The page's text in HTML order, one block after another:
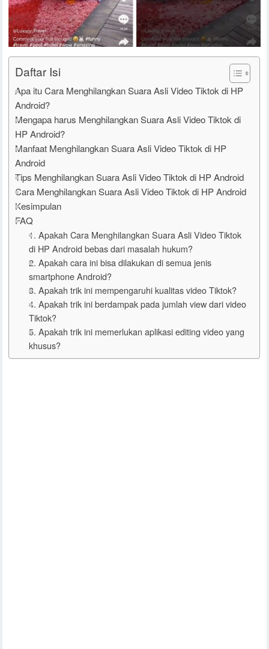
Daftar Isi
Apa itu Cara Menghilangkan Suara Asli Video Tiktok di HP
Android?
Mengapa harus Menghilangkan Suara Asli Video Tiktok di
HP Android?
Manfaat Menghilangkan Suara Asli Video Tiktok di HP
Android
Tips Menghilangkan Suara Asli Video Tiktok di HP Android
Cara Menghilangkan Suara Asli Video Tiktok di HP Android
Kesimpulan
FAQ
1. Apakah Cara Menghilangkan Suara Asli Video Tiktok
di HP Android bebas dari masalah hukum?
2. Apakah cara ini bisa dilakukan di semua jenis
smartphone Android?
3. Apakah trik ini mempengaruhi kualitas video Tiktok?
4. Apakah trik ini berdampak pada jumlah view dari video
Tiktok?
5. Apakah trik ini memerlukan aplikasi editing video yang
khusus?